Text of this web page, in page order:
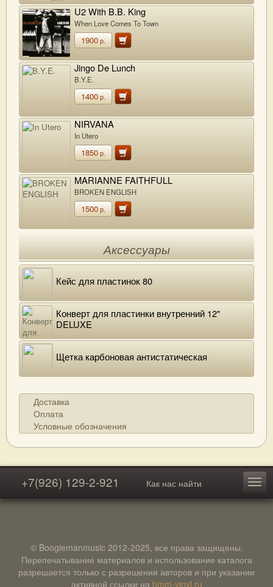
U2 With B.B. King
When Love Comes To Town
1900р.
Jingo De Lunch
B.Y.E.
1400р.
NIRVANA
In Utero
1850р.
MARIANNE FAITHFULL
BROKEN ENGLISH
1500р.
Аксессуары
Кейс для пластинок 80
Конверт для пластинки внутренний 12"
DELUXE
Щетка карбоновая антистатическая
Доставка
Оплата
Условные обозначения
+7(926) 129-2-921 Как нас найти
© Boogiemanmusic 2012-2025, все права защищены.
Перепечатывание материалов и использование каталога
разрешается только с разрешения авторов и при указании
активной ссылки на bmm-vinyl.ru